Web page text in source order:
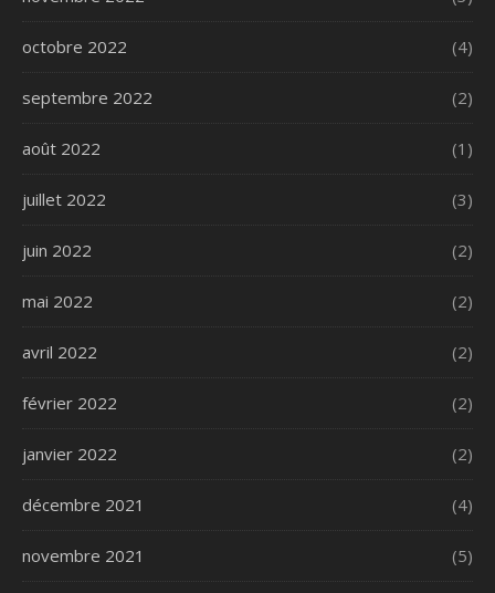
octobre 2022 (4)
septembre 2022 (2)
août 2022 (1)
juillet 2022 (3)
juin 2022 (2)
mai 2022 (2)
avril 2022 (2)
février 2022 (2)
janvier 2022 (2)
décembre 2021 (4)
novembre 2021 (5)